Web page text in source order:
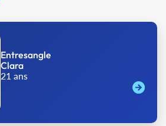
Entresangle
Clara
21 ans